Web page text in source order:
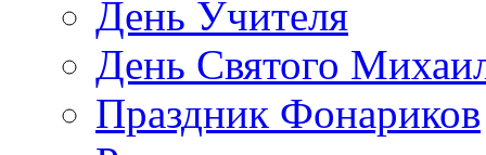
День Учителя
День Святого
Праздник Фонариков